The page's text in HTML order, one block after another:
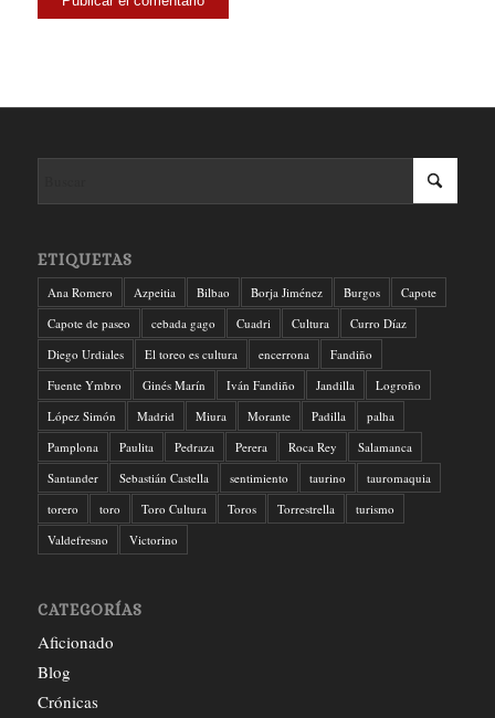
ETIQUETAS
Ana Romero Azpeitia Bilbao Borja Jiménez Burgos
Capote
Capote de paseo
cebada gago Cuadri Cultura
Curro Díaz
Diego Urdiales
El toreo es cultura encerrona
Fandiño
Fuente Ymbro
Ginés Marín Iván Fandiño Jandilla
Logroño
López Simón
Madrid Miura Morante Padilla
palha
Pamplona
Paulita Pedraza Perera Roca Rey
Salamanca
Santander
Sebastián Castella sentimiento taurino
tauromaquia
torero
toro Toro Cultura Toros Torrestrella
turismo
Valdefresno
Victorino
CATEGORÍAS
Aficionado
Blog
Crónicas